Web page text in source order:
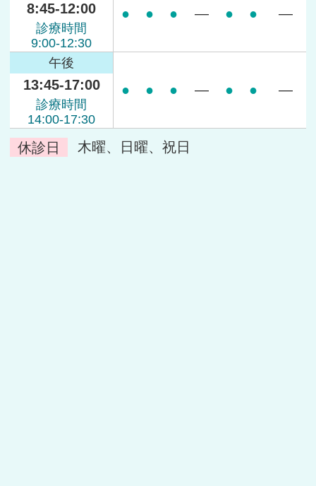
休診日 木曜、日曜、祝日
● ● ● ― ● ● ―
8:45-12:00
診療時間
9:00-12:30
午後
● ● ● ― ● ● ―
13:45-17:00
診療時間
14:00-17:30